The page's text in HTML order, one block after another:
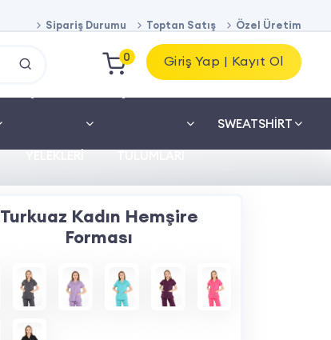
Sipariş Durumu Toptan Satış Özel Üretim
0 Giriş Yap | Kayıt Ol
SWEATSHIRT
Turkuaz Kadın Hemşire
Forması